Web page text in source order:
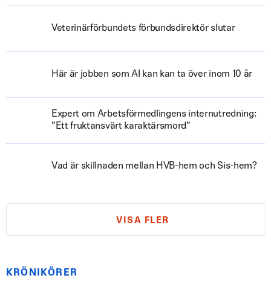
Veterinärförbundets förbundsdirektör slutar
Här är jobben som AI kan kan ta över inom 10 år
Expert om Arbetsförmedlingens internutredning:
”Ett fruktansvärt karaktärsmord”
Vad är skillnaden mellan HVB-hem och Sis-hem?
VISA FLER
KRÖNIKÖRER